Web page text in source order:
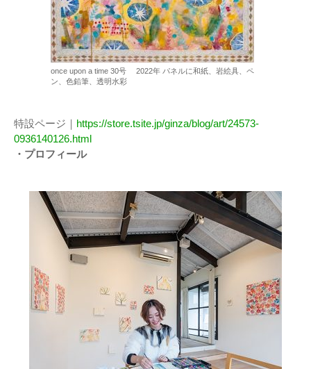
once upon a time 30号 2022年 パネルに和紙、岩絵具、ペ
ン、色鉛筆、透明水彩
特設ページ｜ https://store.tsite.jp/ginza/blog/art/24573-
0936140126.html
・プロフィール